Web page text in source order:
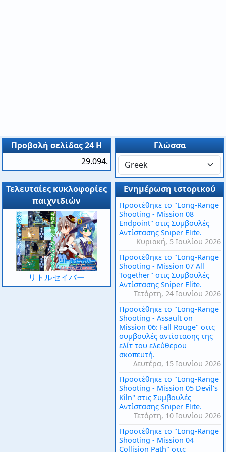
Προβολή σελίδας 24 H
29.094.
Γλώσσα
Τελευταίες κυκλοφορίες
παιχνιδιών
リトルセイバー
Ενημέρωση ιστορικού
Προστέθηκε το "Long-Range
Shooting - Mission 08
Endpoint" στις Συμβουλές
Αντίστασης Sniper Elite.
Κυριακή, 5 Ιουλίου 2026
Προστέθηκε το "Long-Range
Shooting - Mission 07 All
Together" στις Συμβουλές
Αντίστασης Sniper Elite.
Τετάρτη, 24 Ιουνίου 2026
Προστέθηκε το "Long-Range
Shooting - Assault on
Mission 06: Fall Rouge" στις
συμβουλές αντίστασης της
ελίτ του ελεύθερου
σκοπευτή.
Δευτέρα, 15 Ιουνίου 2026
Προστέθηκε το "Long-Range
Shooting - Mission 05 Devil's
Kiln" στις Συμβουλές
Αντίστασης Sniper Elite.
Τετάρτη, 10 Ιουνίου 2026
Προστέθηκε το "Long-Range
Shooting - Mission 04
Collision Path" στις